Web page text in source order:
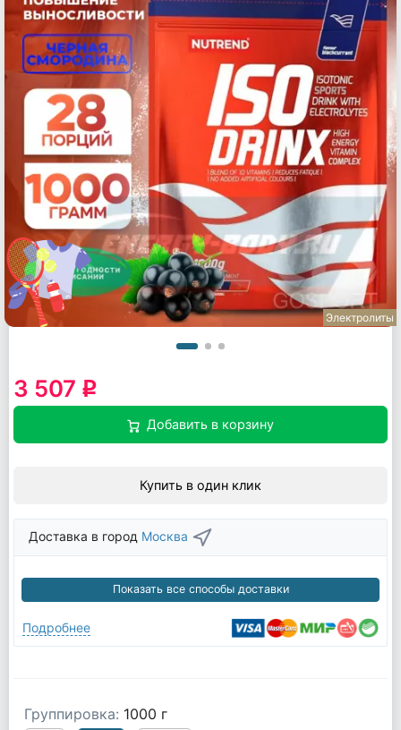
Электролиты
3 507 q
Добавить в корзину
Купить в один клик
Доставка в город Москва
Показать все способы доставки
Подробнее
Группировка: 1000 г